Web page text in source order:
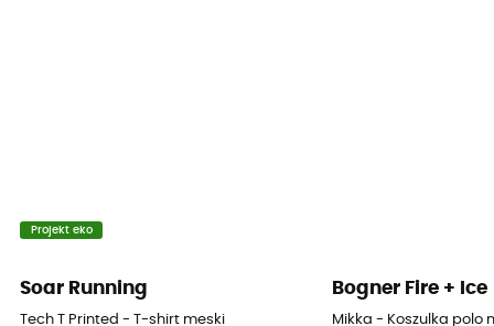
Projekt eko
Soar Running
Tech T Printed - T-shirt meski
Bogner Fire + Ice
Mikka - Koszulka polo